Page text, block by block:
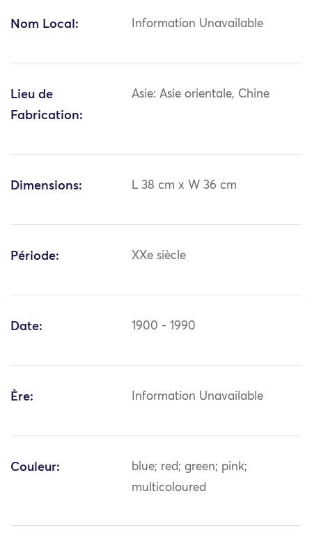
Nom Local: Information Unavailable
Lieu de
Fabrication:
Asie: Asie orientale, Chine
Dimensions: L 38 cm x W 36 cm
Période: XXe siècle
Date: 1900 - 1990
Ère: Information Unavailable
Couleur:
blue; red; green; pink;
multicoloured